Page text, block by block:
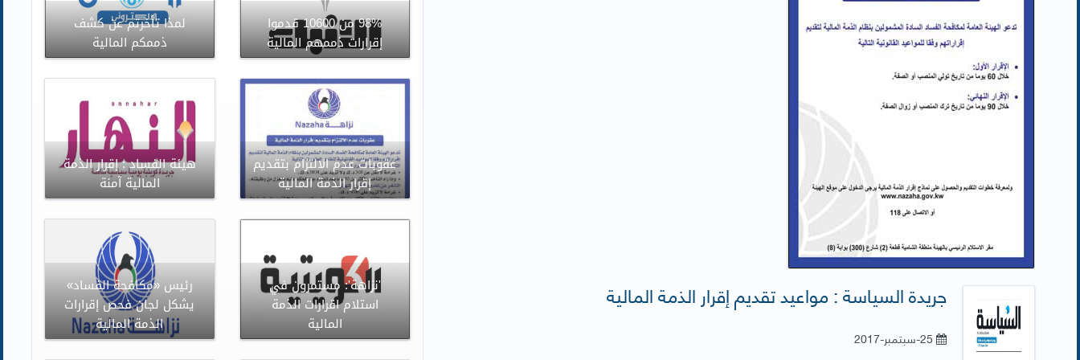
جريدة السياسة : مواعيد تقديم إقرار الذمة المالية
25-سبتمبر-2017
لمذا تأخرتم عن كشف
ذممكم المالية
98% من 10600 قدموا
إقرارات ذممهم المالية
هيئة الفساد : إقرار الذمة
المالية آمنة
عقوبات عدم الالتزام بتقديم
إقرار الذمة المالية
رئيس «مكافحة الفساد»
يشكل لجان فحص إقرارات
الذمة المالية
'نزاهة': مستمرون في
استلام اقرارات الذمة
المالية